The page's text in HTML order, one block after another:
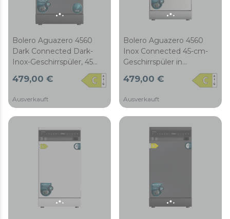
Bolero Aguazero 4560
Dark Connected Dark-
Inox-Geschirrspüler, 45
Energieeffizienzklasse C,
Touch-Bedienfeld, 9
Programme, WLAN,
O2Dry, Dual Zone Wash,
Super Dry, Save+,
AutoClean, Delay Start,
Besteckschublade, ABT-
Filter und Kindersicherung
479,00 €
Ausverkauft
Bolero Aguazero 4560
Inox Connected 45-cm-
Geschirrspüler in
Maßgedecke, Klasse C,
Touch-Panel, 6
Programme, WLAN,
O2Dry, Dual Zone Wash,
Super Dry, Save+,
AutoClean,
Kindersicherung.
479,00 €
Ausverkauft